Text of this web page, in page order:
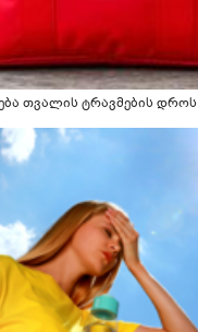
თვალის ტრავმების დროს